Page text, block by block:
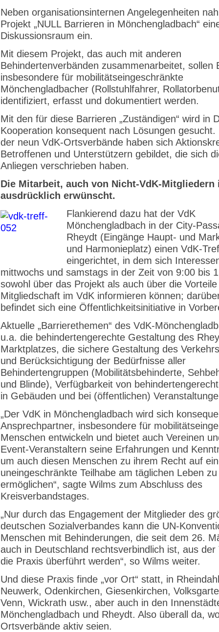
Neben organisationsinternen Angelegenheiten
Projekt „NULL Barrieren in Mönchengladbach“
Diskussionsraum ein.
Mit diesem Projekt, das auch mit anderen
Behindertenverbänden zusammenarbeitet, sollen
insbesondere für mobilitätseingeschränkte
Mönchengladbacher (Rollstuhlfahrer,
identifiziert, erfasst und dokumentiert werden.
Mit den für diese Barrieren „Zuständigen“ wird in
Kooperation konsequent nach Lösungen gesucht.
der neun VdK-Ortsverbände haben sich
Betroffenen und Unterstützern gebildet, die sich
Anliegen verschrieben haben.
Die Mitarbeit, auch von Nicht-VdK-Mitgliedern
ausdrücklich erwünscht.
Flankierend dazu hat der VdK
Mönchengladbach in der City-
Rheydt (Eingänge Haupt- und
und Harmonieplatz) einen VdK-
eingerichtet, in dem sich
mittwochs und samstags in der Zeit von 9:00 bis
sowohl über das Projekt als auch über die
Mitgliedschaft im VdK informieren können;
befindet sich eine Öffentlichkeitsinitiative in
Aktuelle „Barrierethemen“ des VdK-
u.a. die behindertengerechte Gestaltung des
Marktplatzes, die sichere Gestaltung des
und Berücksichtigung der Bedürfnisse aller
Behindertengruppen (Mobilitätsbehinderte,
und Blinde), Verfügbarkeit von
in Gebäuden und bei (öffentlichen)
„Der VdK in Mönchengladbach wird sich
Ansprechpartner, insbesondere für
Menschen entwickeln und bietet auch Vereinen
Event-Veranstaltern seine Erfahrungen und
um auch diesen Menschen zu ihrem Recht auf
uneingeschränkte Teilhabe am täglichen Leben zu
ermöglichen“, sagte Wilms zum Abschluss des
Kreisverbandstages.
„Nur durch das Engagement der Mitglieder des
deutschen Sozialverbandes kann die UN-
Menschen mit Behinderungen, die seit dem 26.
auch in Deutschland rechtsverbindlich ist, aus der
die Praxis überführt werden“, so Wilms weiter.
Und diese Praxis finde „vor Ort“ statt, in
Neuwerk, Odenkirchen, Giesenkirchen,
Venn, Wickrath usw., aber auch in den
Mönchengladbach und Rheydt. Also überall da,
Ortsverbände aktiv seien.